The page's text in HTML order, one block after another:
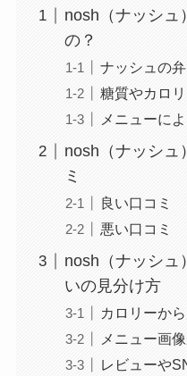
nosh（ナッシュ
の？
ナッシュの
糖質やカロ
メニューに
nosh（ナッシュ
ミ
良い口コミ
悪い口コミ
nosh（ナッシュ
いの見分け方
カロリーか
メニュー画
レビューや